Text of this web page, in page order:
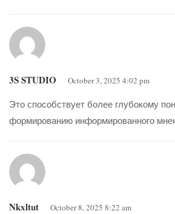
3S STUDIO October 3, 2025 4:02 pm
Это способствует более глубокому
формированию информированного
Nkxltut October 8, 2025 8:22 am